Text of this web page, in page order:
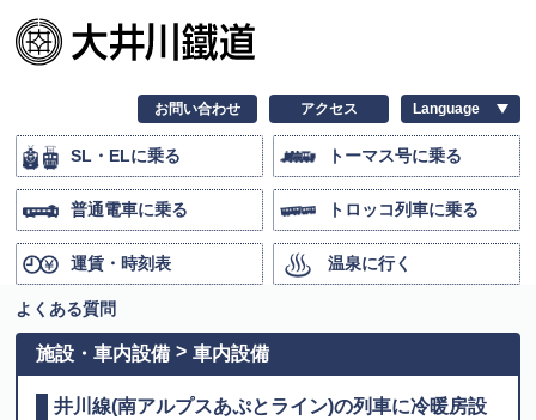
お問い合わせ アクセス
SL・ELに乗る トーマス号に乗る
普通電車に乗る トロッコ列車に乗る
運賃・時刻表 温泉に行く
よくある質問
施設・車内設備 車内設備
井川線(南アルプスあぷとライン)の列車に冷暖房設